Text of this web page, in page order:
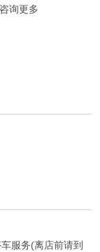
询更多
服务(离店前请到